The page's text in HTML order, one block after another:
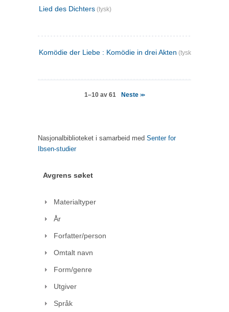
Lied des Dichters (tysk)
Komödie der Liebe : Komödie in drei Akten (tysk)
1–10 av 61 Neste>>
Nasjonalbiblioteket i samarbeid med Senter for
Ibsen-studier
Avgrens søket
Materialtyper
År
Forfatter/person
Omtalt navn
Form/genre
Utgiver
Språk